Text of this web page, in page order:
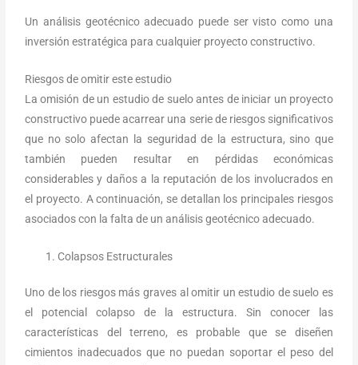
Un análisis geotécnico adecuado puede ser visto como una
inversión estratégica para cualquier proyecto constructivo.
Riesgos de omitir este estudio
La omisión de un estudio de suelo antes de iniciar un proyecto
constructivo puede acarrear una serie de riesgos significativos
que no solo afectan la seguridad de la estructura, sino que
también pueden resultar en pérdidas económicas
considerables y daños a la reputación de los involucrados en
el proyecto. A continuación, se detallan los principales riesgos
asociados con la falta de un análisis geotécnico adecuado.
Colapsos Estructurales
Uno de los riesgos más graves al omitir un estudio de suelo es
el potencial colapso de la estructura. Sin conocer las
características del terreno, es probable que se diseñen
cimientos inadecuados que no puedan soportar el peso del